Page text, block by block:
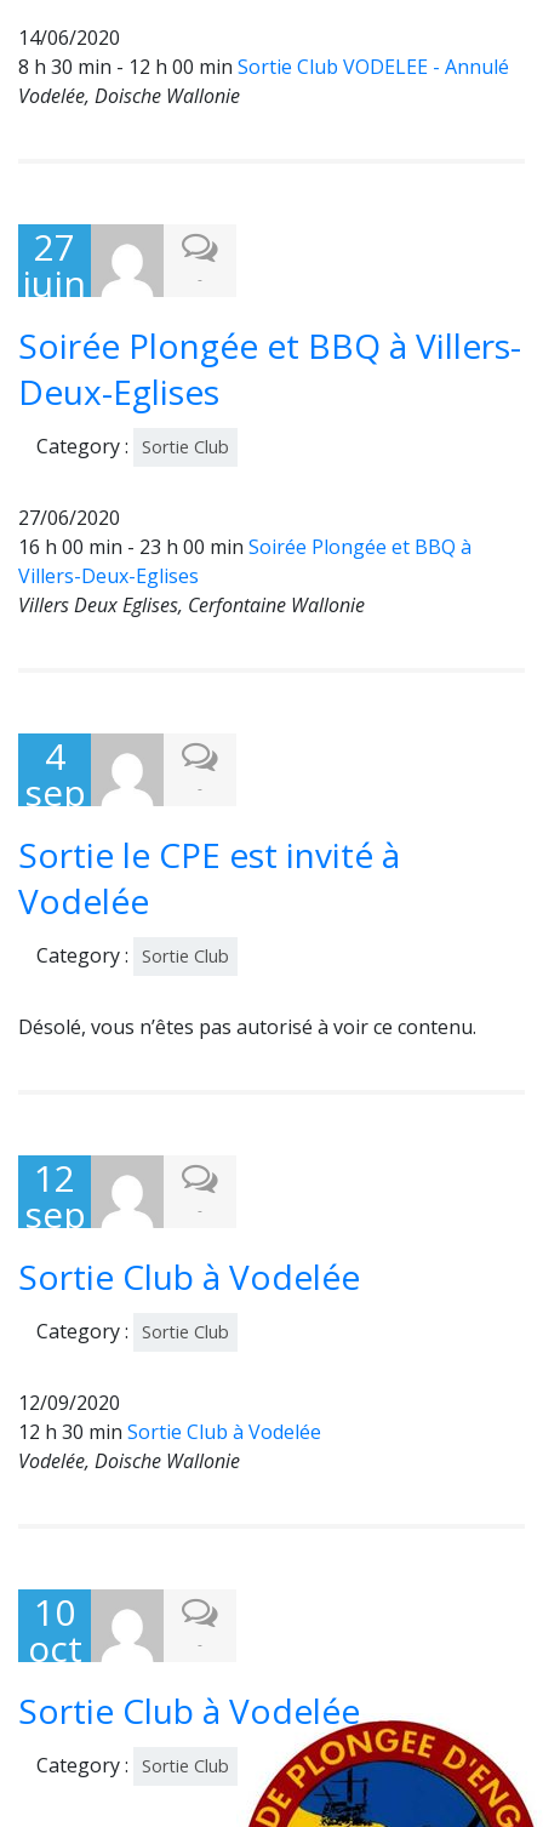
14/06/2020
8 h 30 min - 12 h 00 min Sortie Club VODELEE - Annulé
Vodelée, Doische Wallonie
27
juin
0
-
Soirée Plongée et BBQ à Villers-
Deux-Eglises
Category : Sortie Club
27/06/2020
16 h 00 min - 23 h 00 min Soirée Plongée et BBQ à
Villers-Deux-Eglises
Villers Deux Eglises, Cerfontaine Wallonie
4
sep
mb
re
202
0
-
Sortie le CPE est invité à
Vodelée
Category : Sortie Club
Désolé, vous n’êtes pas autorisé à voir ce contenu.
12
sep
mb
re
202
0
-
Sortie Club à Vodelée
Category : Sortie Club
12/09/2020
12 h 30 min Sortie Club à Vodelée
Vodelée, Doische Wallonie
10
oct
e
202
-
Sortie Club à Vodelée
Category : Sortie Club